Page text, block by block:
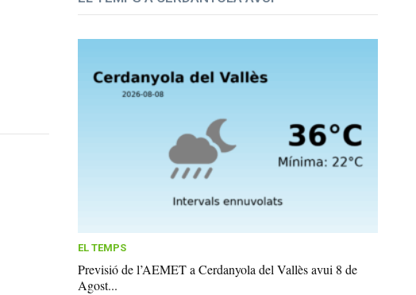
EL TEMPS
Previsió de l’AEMET a Cerdanyola del Vallès avui 8 de
Agost...